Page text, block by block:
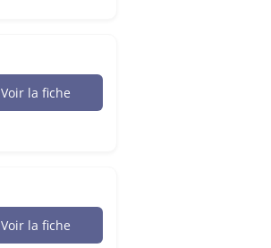
Voir la fiche
Voir la fiche